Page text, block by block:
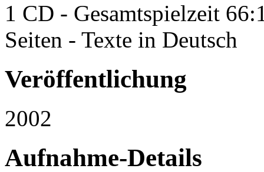
1 CD - Gesamtspielzeit
Seiten - Texte in Deutsch
Veröffentlichung
2002
Aufnahme-Details